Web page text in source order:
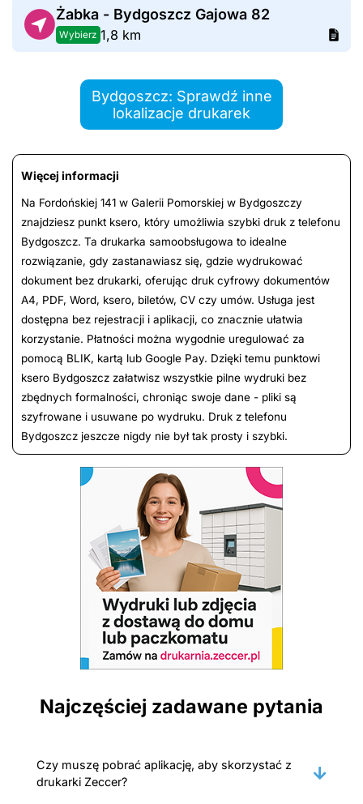
Żabka - Bydgoszcz Gajowa 82
Wybierz 1,8 km
Bydgoszcz: Sprawdź inne
lokalizacje drukarek
Więcej informacji
Na Fordońskiej 141 w Galerii Pomorskiej w Bydgoszczy
znajdziesz punkt ksero, który umożliwia szybki druk z telefonu
Bydgoszcz. Ta drukarka samoobsługowa to idealne
rozwiązanie, gdy zastanawiasz się, gdzie wydrukować
dokument bez drukarki, oferując druk cyfrowy dokumentów
A4, PDF, Word, ksero, biletów, CV czy umów. Usługa jest
dostępna bez rejestracji i aplikacji, co znacznie ułatwia
korzystanie. Płatności można wygodnie uregulować za
pomocą BLIK, kartą lub Google Pay. Dzięki temu punktowi
ksero Bydgoszcz załatwisz wszystkie pilne wydruki bez
zbędnych formalności, chroniąc swoje dane - pliki są
szyfrowane i usuwane po wydruku. Druk z telefonu
Bydgoszcz jeszcze nigdy nie był tak prosty i szybki.
Najczęściej zadawane pytania
Czy muszę pobrać aplikację, aby skorzystać z
drukarki Zeccer?